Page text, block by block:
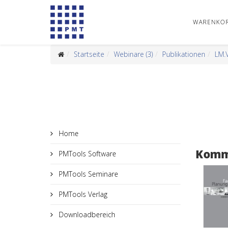
Startseite Webinare (3) Publikationen
Home
PMTools Software
PMTools Seminare
PMTools Verlag
Downloadbereich